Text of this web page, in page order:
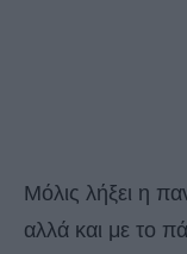
Μόλις λήξει η
αλλά και με το